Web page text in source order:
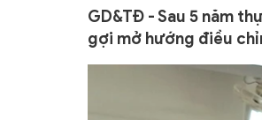
GD&TĐ - Sau 5 năm
gợi mở hướng điều